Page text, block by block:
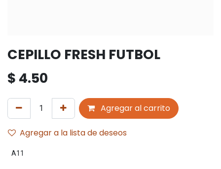
CEPILLO FRESH FUTBOL
$ 4.50
Agregar al carrito
Agregar a la lista de deseos
A11